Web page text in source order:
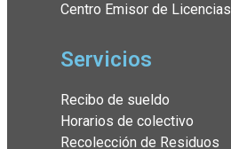
Centro Emisor de Licencias
Servicios
Recibo de sueldo
Horarios de colectivo
Recolección de Residuos